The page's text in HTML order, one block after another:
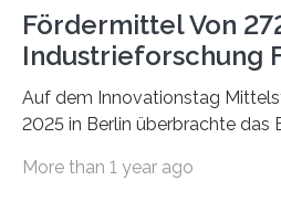
Fördermittel Von
Industrieforschung
Auf dem Innovationstag
2025 in Berlin überbrachte das
Überplanmäßige
More than 1 year ago